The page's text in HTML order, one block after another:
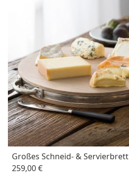
Großes Schneid- & Servierbrett
259,00 €